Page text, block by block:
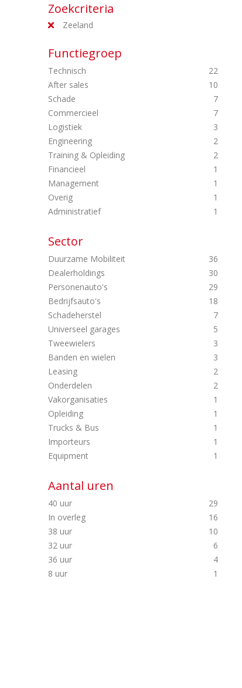
Zoekcriteria
Zeeland
Functiegroep
Technisch
22
After sales
10
Schade
7
Commercieel
7
Logistiek
3
Engineering
2
Training & Opleiding
2
Financieel
1
Management
1
Overig
1
Administratief
1
Sector
Duurzame Mobiliteit
36
Dealerholdings
30
Personenauto's
29
Bedrijfsauto's
18
Schadeherstel
7
Universeel garages
5
Tweewielers
3
Banden en wielen
3
Leasing
2
Onderdelen
2
Vakorganisaties
1
Opleiding
1
Trucks & Bus
1
Importeurs
1
Equipment
1
Aantal uren
40 uur
29
In overleg
16
38 uur
10
32 uur
6
36 uur
4
8 uur
1